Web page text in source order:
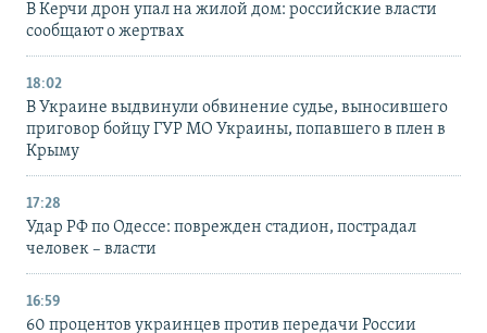
В Керчи дрон упал на жилой дом: российские власти
сообщают о жертвах
18:02
В Украине выдвинули обвинение судье, выносившего
приговор бойцу ГУР МО Украины, попавшего в плен в
Крыму
17:28
Удар РФ по Одессе: поврежден стадион, пострадал
человек – власти
16:59
60 процентов украинцев против передачи России